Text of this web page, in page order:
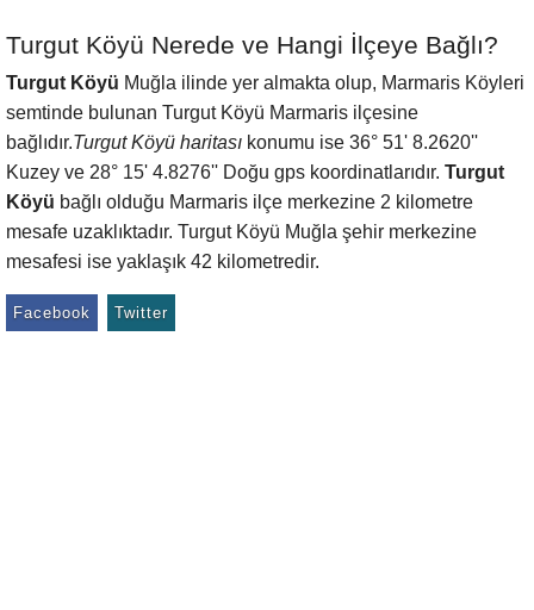
Turgut Köyü Nerede ve Hangi İlçeye Bağlı?
Turgut Köyü Muğla ilinde yer almakta olup, Marmaris Köyleri
semtinde bulunan Turgut Köyü Marmaris ilçesine
bağlıdır.Turgut Köyü haritası konumu ise 36° 51' 8.2620''
Kuzey ve 28° 15' 4.8276'' Doğu gps koordinatlarıdır. Turgut
Köyü bağlı olduğu Marmaris ilçe merkezine 2 kilometre
mesafe uzaklıktadır. Turgut Köyü Muğla şehir merkezine
mesafesi ise yaklaşık 42 kilometredir.
Facebook Twitter